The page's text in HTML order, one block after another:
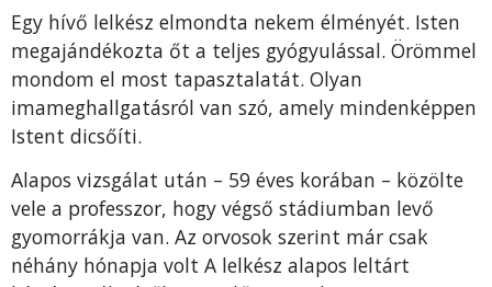
Egy hívő lelkész elmondta nekem élményét. Isten
megajándékozta őt a teljes gyógyulással. Örömmel
mon­dom el most tapasztalatát. Olyan
imameghallgatásról van szó, amely mindenképpen
Istent dicsőíti.
Alapos vizsgálat után – 59 éves korában – közölte
vele a professzor, hogy végső stádiumban levő
gyomorrákja van. Az orvosok szerint már csak
néhány hónapja volt A lelkész alapos leltárt